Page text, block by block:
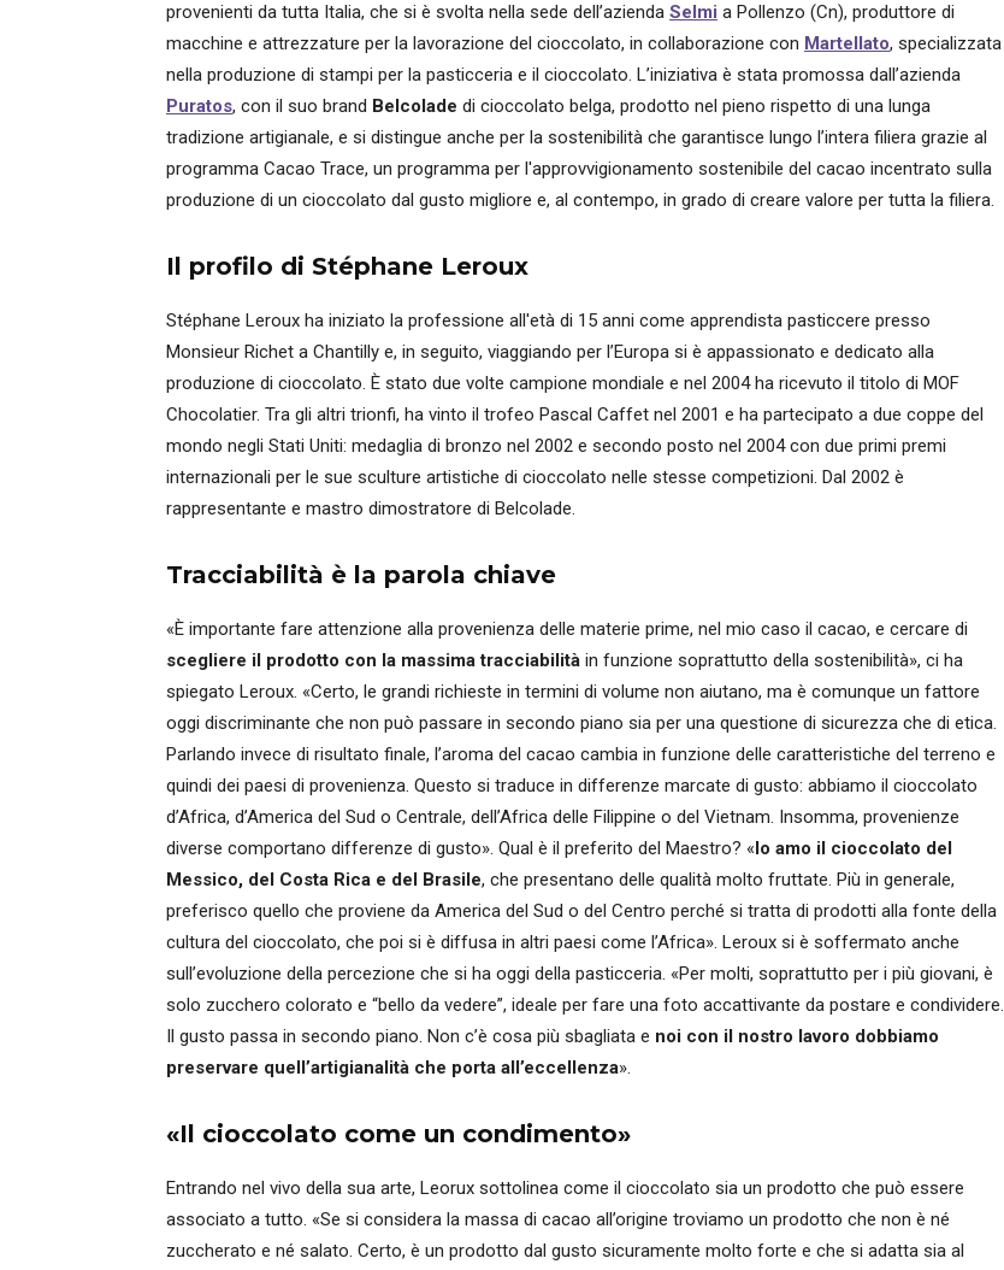
provenienti da tutta Italia, che si è svolta nella sede dell’azienda Selmi a Pollenzo (Cn), produttore di
macchine e attrezzature per la lavorazione del cioccolato, in collaborazione con Martellato, specializzata
nella produzione di stampi per la pasticceria e il cioccolato. L’iniziativa è stata promossa dall’azienda
Puratos, con il suo brand Belcolade di cioccolato belga, prodotto nel pieno rispetto di una lunga
tradizione artigianale, e si distingue anche per la sostenibilità che garantisce lungo l’intera filiera grazie al
programma Cacao Trace, un programma per l'approvvigionamento sostenibile del cacao incentrato sulla
produzione di un cioccolato dal gusto migliore e, al contempo, in grado di creare valore per tutta la filiera.
Il profilo di Stéphane Leroux
Stéphane Leroux ha iniziato la professione all'età di 15 anni come apprendista pasticcere presso
Monsieur Richet a Chantilly e, in seguito, viaggiando per l’Europa si è appassionato e dedicato alla
produzione di cioccolato. È stato due volte campione mondiale e nel 2004 ha ricevuto il titolo di MOF
Chocolatier. Tra gli altri trionfi, ha vinto il trofeo Pascal Caffet nel 2001 e ha partecipato a due coppe del
mondo negli Stati Uniti: medaglia di bronzo nel 2002 e secondo posto nel 2004 con due primi premi
internazionali per le sue sculture artistiche di cioccolato nelle stesse competizioni. Dal 2002 è
rappresentante e mastro dimostratore di Belcolade.
Tracciabilità è la parola chiave
«È importante fare attenzione alla provenienza delle materie prime, nel mio caso il cacao, e cercare di
scegliere il prodotto con la massima tracciabilità in funzione soprattutto della sostenibilità», ci ha
spiegato Leroux. «Certo, le grandi richieste in termini di volume non aiutano, ma è comunque un fattore
oggi discriminante che non può passare in secondo piano sia per una questione di sicurezza che di etica.
Parlando invece di risultato finale, l’aroma del cacao cambia in funzione delle caratteristiche del terreno e
quindi dei paesi di provenienza. Questo si traduce in differenze marcate di gusto: abbiamo il cioccolato
d’Africa, d’America del Sud o Centrale, dell’Africa delle Filippine o del Vietnam. Insomma, provenienze
diverse comportano differenze di gusto». Qual è il preferito del Maestro? «Io amo il cioccolato del
Messico, del Costa Rica e del Brasile, che presentano delle qualità molto fruttate. Più in generale,
preferisco quello che proviene da America del Sud o del Centro perché si tratta di prodotti alla fonte della
cultura del cioccolato, che poi si è diffusa in altri paesi come l’Africa». Leroux si è soffermato anche
sull’evoluzione della percezione che si ha oggi della pasticceria. «Per molti, soprattutto per i più giovani, è
solo zucchero colorato e “bello da vedere”, ideale per fare una foto accattivante da postare e condividere.
Il gusto passa in secondo piano. Non c’è cosa più sbagliata e noi con il nostro lavoro dobbiamo
preservare quell’artigianalità che porta all’eccellenza».
«Il cioccolato come un condimento»
Entrando nel vivo della sua arte, Leorux sottolinea come il cioccolato sia un prodotto che può essere
associato a tutto. «Se si considera la massa di cacao all’origine troviamo un prodotto che non è né
zuccherato e né salato. Certo, è un prodotto dal gusto sicuramente molto forte e che si adatta sia al